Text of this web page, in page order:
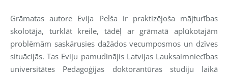
Grāmatas autore Evija Pelša ir praktizējoša mājturības
skolotāja, turklāt kreile, tādēļ ar grāmatā aplūkotajām
problēmām saskārusies dažādos vecumposmos un dzīves
situācijās. Tas Eviju pamudinājis Latvijas Lauksaimniecības
universitātes Pedagoģijas doktorantūras studiju laikā